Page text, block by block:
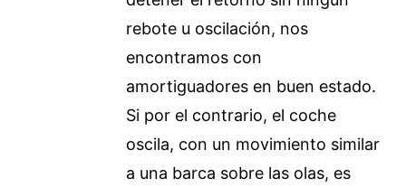
rebote u oscilación, nos
encontramos con
amortiguadores en buen estado.
Si por el contrario, el coche
oscila, con un movimiento similar
a una barca sobre las olas, es